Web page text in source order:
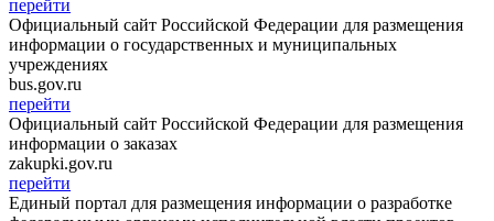
перейти
Официальный сайт Российской Федерации для размещения
информации о государственных и муниципальных
учреждениях
bus.gov.ru
перейти
Официальный сайт Российской Федерации для размещения
информации о заказах
zakupki.gov.ru
перейти
Единый портал для размещения информации о разработке